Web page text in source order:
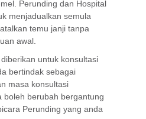
Perunding dan Hospital
menjadualkan semula
temu janji tanpa
awal.
untuk konsultasi
bertindak sebagai
masa konsultasi
boleh berubah bergantung
Perunding yang anda